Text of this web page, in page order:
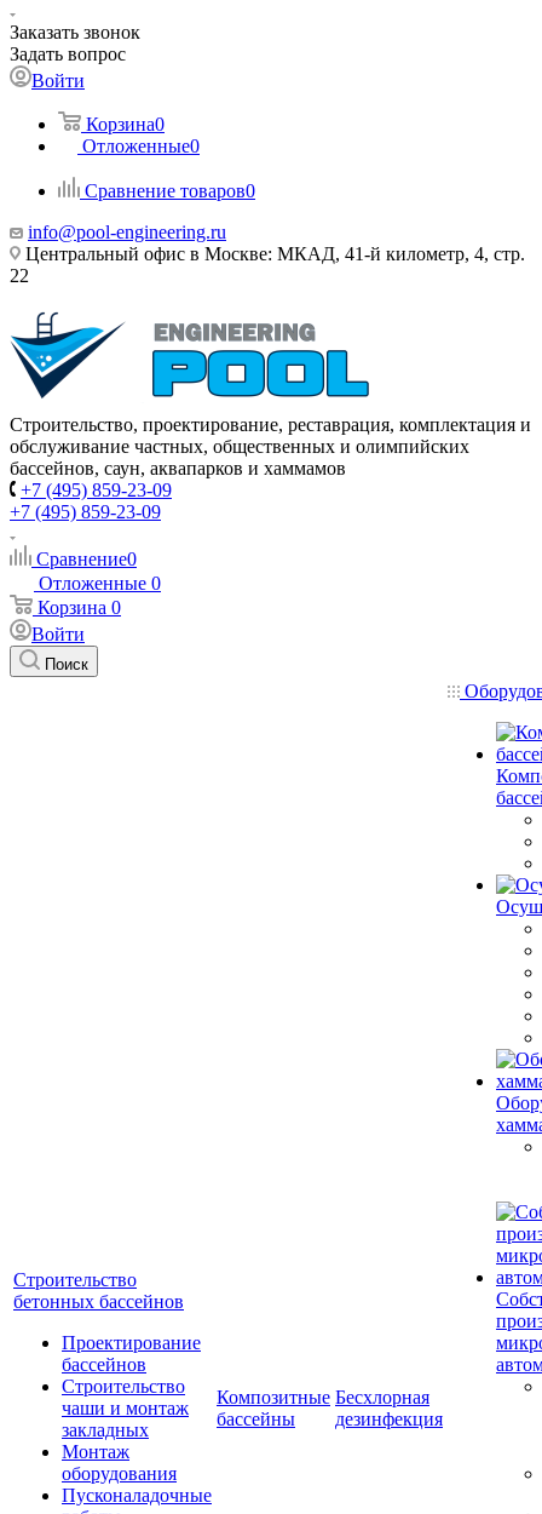
Заказать звонок
Задать вопрос
Войти
Корзина0
Отложенные0
Сравнение товаров0
info@pool-engineering.ru
Центральный офис в Москве: МКАД, 41-й километр, 4, стр.
22
Строительство, проектирование, реставрация, комплектация и
обслуживание частных, общественных и олимпийских
бассейнов, саун, аквапарков и хаммамов
+7 (495) 859-23-09
+7 (495) 859-23-09
Сравнение0
Отложенные 0
Корзина 0
Войти
Поиск
Строительство
бетонных бассейнов
Проектирование
бассейнов
Строительство
чаши и монтаж
закладных
Монтаж
оборудования
Пусконаладочные
Композитные
бассейны
Бесхлорная
дезинфекция